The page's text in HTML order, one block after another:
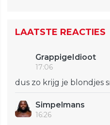
LAATSTE REACTIES
GrappigeIdioot
17:06
dus zo krijg je blondjes
Simpelmans
16:26